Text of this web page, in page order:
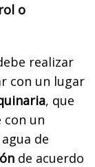
o
realizar
con un lugar
, que
con un
de
de acuerdo